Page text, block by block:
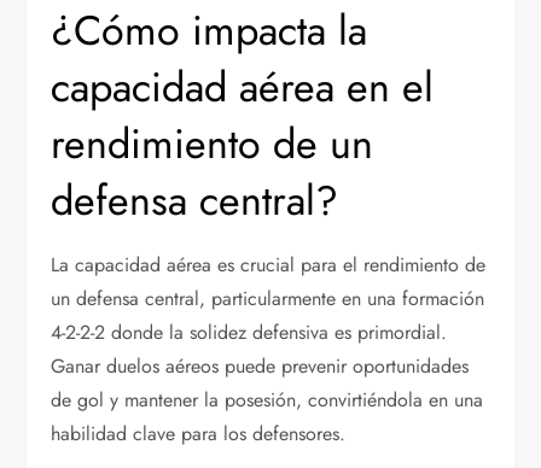
¿Cómo impacta la
capacidad aérea en el
rendimiento de un
defensa central?
La capacidad aérea es crucial para el rendimiento de
un defensa central, particularmente en una formación
4-2-2-2 donde la solidez defensiva es primordial.
Ganar duelos aéreos puede prevenir oportunidades
de gol y mantener la posesión, convirtiéndola en una
habilidad clave para los defensores.